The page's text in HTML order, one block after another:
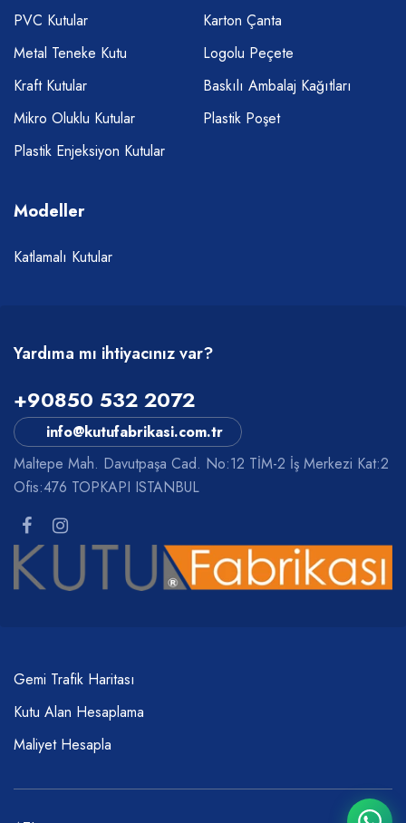
PVC Kutular
Metal Teneke Kutu
Kraft Kutular
Mikro Oluklu Kutular
Plastik Enjeksiyon Kutular
Karton Çanta
Logolu Peçete
Baskılı Ambalaj Kağıtları
Plastik Poşet
Modeller
Katlamalı Kutular
Yardıma mı ihtiyacınız var?
+90850 532 2072
info@kutufabrikasi.com.tr
Maltepe Mah. Davutpaşa Cad. No:12 TİM-2 İş Merkezi Kat:2
Ofis:476 TOPKAPI ISTANBUL
Gemi Trafik Haritası
Kutu Alan Hesaplama
Maliyet Hesapla